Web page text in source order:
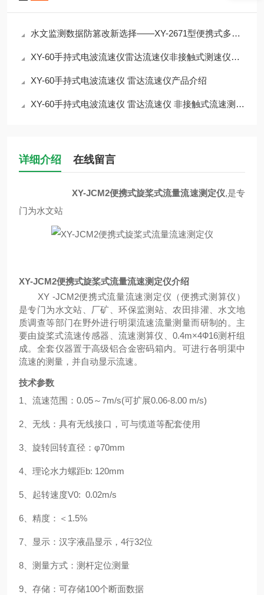
水文监测数据防篡改新选择——XY-2671型便携式多普勒流速流量仪介绍
XY-60手持式电波流速仪雷达流速仪非接触式测速仪介绍
XY-60手持式电波流速仪 雷达流速仪产品介绍
XY-60手持式电波流速仪 雷达流速仪 非接触式流速测量仪介绍
详细介绍 在线留言
XY-JCM2便携式旋桨式流量流速测定仪,是专
门为水文站
XY-JCM2便携式旋桨式流量流速测定仪介绍
XY -JCM2便携式流量流速测定仪（便携式测算仪）
是专门为水文站、厂矿、环保监测站、农田排灌、水文地
质调查等部门在野外进行明渠流速流量测量而研制的。主
要由旋桨式流速传感器、流速测算仪、0.4m×4Ф16测杆组
成。全套仪器置于高级铝合金密码箱内。可进行各明渠中
流速的测量，并自动显示流速。
技术参数
1、 流速范围： 0.05～7m/s(可扩展0.06-8.00 m/s)
2、 无线：具有无线接口，可与缆道等配套使用
3、 旋转回转直径： φ70mm
4、 理论水力螺距b: 120mm
5、 起转速度V0: 0.02m/s
6、 精度：＜ 1.5%
7、 显示：汉字液晶显示， 4行32位
8、 测量方式：测杆定位测量
9、 存储：可存储100个断面数据